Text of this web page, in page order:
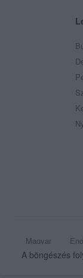
Magyar
© 2009 - 2026
A böngészés